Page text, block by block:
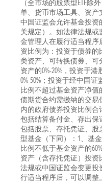
（全市场的股票型ETF
单、货币市场工具、资
中国证监会允许基金投
关规定）。如法律法规
金管理人在履行适当程
资比例为：投资于债券的
类资产、可转换债券、
资产的0%-20%，投资于
0%-50%；投资于经中国
比例不超过基金资产净值
债期货合约需缴纳的交
内的政府债券投资比例合
包括结算备付金、存出
包括股票、存托凭证、
型基金（下同）：1、基
比例不低于基金资产的
资产（含存托凭证）投资
法规或中国证监会变更
行适当程序后，可以调整